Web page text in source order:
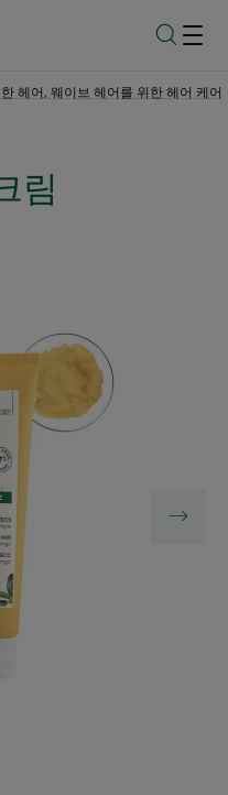
헤어, 웨이브 헤어를 위한 헤어 케어
림